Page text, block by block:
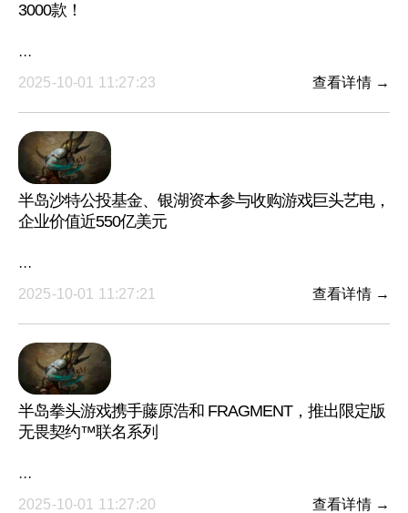
3000款！
···
2025-10-01 11:27:23
查看详情 →
半岛沙特公投基金、银湖资本参与收购游戏巨头艺电，
企业价值近550亿美元
···
2025-10-01 11:27:21
查看详情 →
半岛拳头游戏携手藤原浩和 FRAGMENT，推出限定版
无畏契约™联名系列
···
2025-10-01 11:27:20
查看详情 →